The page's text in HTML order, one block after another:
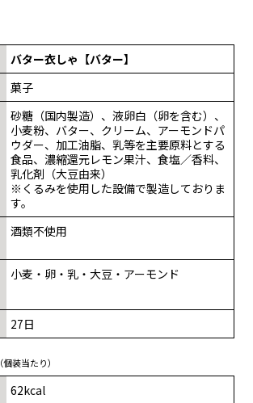
バター衣しゃ【バター】
菓子
砂糖（国内製造）、液卵白（卵を含む）、
小麦粉、バター、クリーム、アーモンドパ
ウダー、加工油脂、乳等を主要原料とする
食品、濃縮還元レモン果汁、食塩／香料、
乳化剤（大豆由来）
※くるみを使用した設備で製造しておりま
す。
酒類不使用
小麦・卵・乳・大豆・アーモンド
27日
（個装当たり）
62kcal